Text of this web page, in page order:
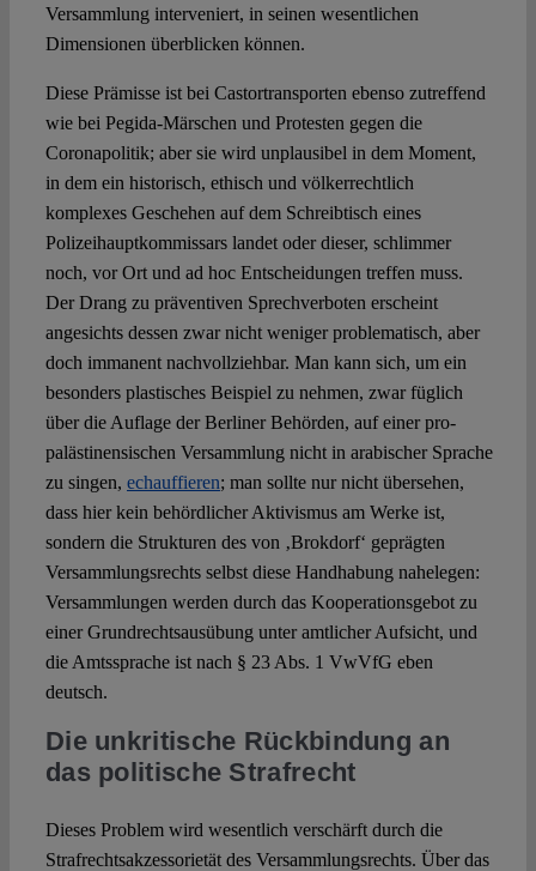
Versammlung interveniert, in seinen wesentlichen
Dimensionen überblicken können.
Diese Prämisse ist bei Castortransporten ebenso zutreffend
wie bei Pegida-Märschen und Protesten gegen die
Coronapolitik; aber sie wird unplausibel in dem Moment,
in dem ein historisch, ethisch und völkerrechtlich
komplexes Geschehen auf dem Schreibtisch eines
Polizeihauptkommissars landet oder dieser, schlimmer
noch, vor Ort und ad hoc Entscheidungen treffen muss.
Der Drang zu präventiven Sprechverboten erscheint
angesichts dessen zwar nicht weniger problematisch, aber
doch immanent nachvollziehbar. Man kann sich, um ein
besonders plastisches Beispiel zu nehmen, zwar füglich
über die Auflage der Berliner Behörden, auf einer pro-
palästinensischen Versammlung nicht in arabischer Sprache
zu singen, echauffieren; man sollte nur nicht übersehen,
dass hier kein behördlicher Aktivismus am Werke ist,
sondern die Strukturen des von ‚Brokdorf‘ geprägten
Versammlungsrechts selbst diese Handhabung nahelegen:
Versammlungen werden durch das Kooperationsgebot zu
einer Grundrechtsausübung unter amtlicher Aufsicht, und
die Amtssprache ist nach § 23 Abs. 1 VwVfG eben
deutsch.
Die unkritische Rückbindung an
das politische Strafrecht
Dieses Problem wird wesentlich verschärft durch die
Strafrechtsakzessorietät des Versammlungsrechts. Über das